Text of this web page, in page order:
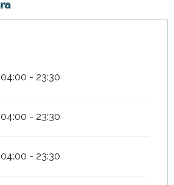
04:00 - 23:30
04:00 - 23:30
04:00 - 23:30